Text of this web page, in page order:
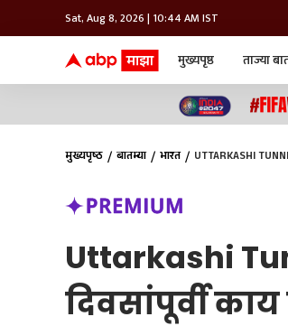
Sat, Aug 8, 2026 | 10:44 AM IST
मुख्यपृष्ठ ताज्या
टेक-गॅजेट
बातम्या
मुंबई
कोल्हापूर
नवी मुंबई
अमरावती
अकोला
जॅाब माझा
मुख्यपृष्ठ बातम्या भारत UTTARKASHI
Uttarkashi
दिवसांपूर्वी